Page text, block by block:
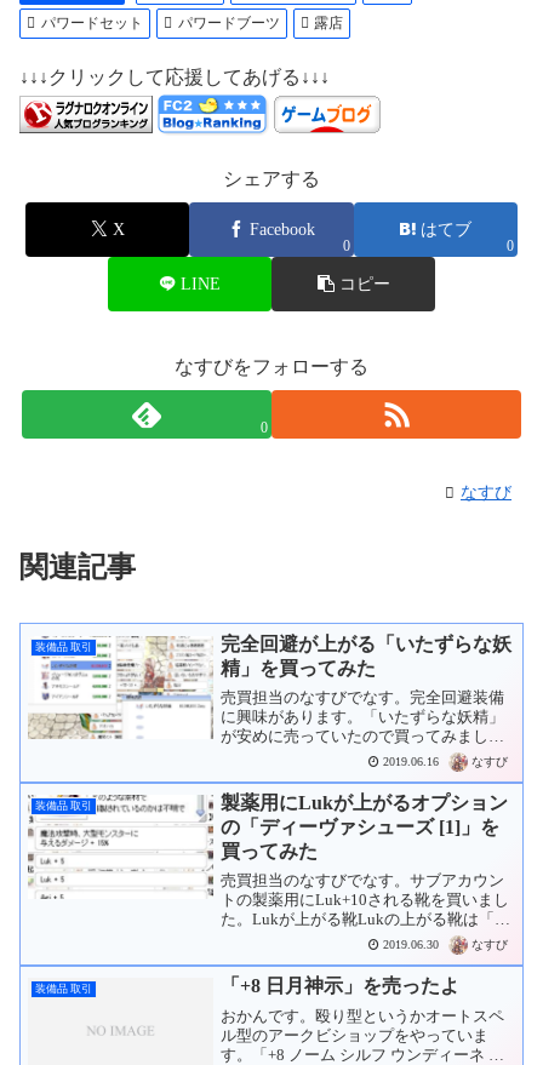
パワードセット
パワードブーツ 露店
↓↓↓クリックして応援してあげる↓↓↓
シェアする
X Facebook
0
はてブ
0
LINE コピー
なすびをフォローする
0
なすび
関連記事
装備品 取引
完全回避が上がる「いたずらな妖
精」を買ってみた
売買担当のなすびでなす。完全回避装備
に興味があります。「いたずらな妖精」
が安めに売っていたので買ってみまし
た。露店で40Mzでした。2019.06.16 なすび
装備品 取引
製薬用にLukが上がるオプション
の「ディーヴァシューズ [1]」を
買ってみた
売買担当のなすびでなす。サブアカウン
トの製薬用にLuk+10される靴を買いまし
た。Lukが上がる靴Lukの上がる靴は「ガ
ラスの靴」「ガラスの靴 」があります。
ポリン入りからLuk+7される「ライフ ガ
ラスの靴 」を4Mzで買い取ったのです
が...
2019.06.30 なすび
装備品 取引 「+8 日月神示」を売ったよ
おかんです。殴り型というかオートスペ
ル型のアークビショップをやっていま
す。「+8 ノーム シルフ ウンディーネ サ